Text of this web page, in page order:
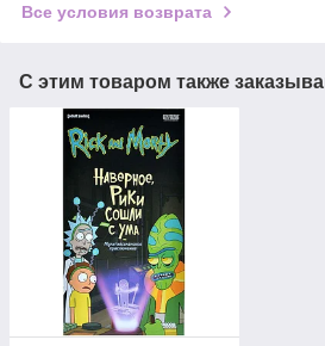
Все условия возврата
С этим товаром также